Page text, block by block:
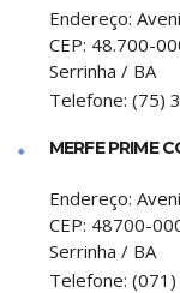
Endereço:
CEP: 48.700-
Serrinha / BA
Telefone: (75)
MERFE PRIME
Endereço:
CEP: 48700-
Serrinha / BA
Telefone: